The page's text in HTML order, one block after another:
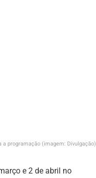
a programação (imagem: Divulgação)
e 2 de abril no